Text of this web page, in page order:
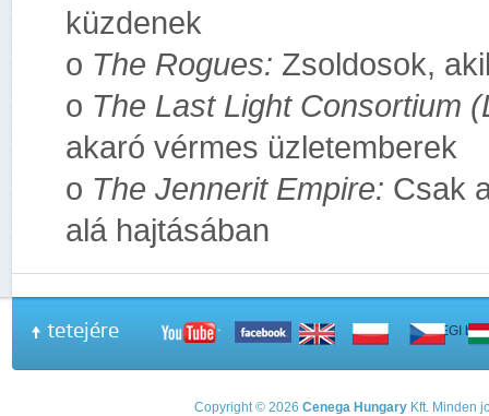
küzdenek
o The Rogues: Zsoldosok,
o The Last Light Consortium
akaró vérmes üzletemberek
o The Jennerit Empire: Csak
alá hajtásában
tetejére A PEGI
Copyright © 2026 Cenega Hungary Kft. Minden